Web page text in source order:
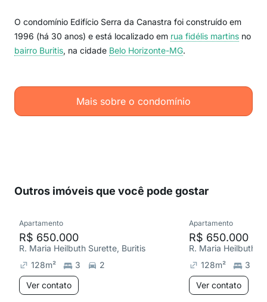
O condomínio Edifício Serra da Canastra foi construído em
1996 (há 30 anos) e está localizado em rua fidélis martins no
bairro Buritis, na cidade Belo Horizonte-MG.
Mais sobre o condomínio
Outros imóveis que você pode gostar
Apartamento
R$ 650.000
R. Maria Heilbuth Surette, Buritis
128m² 3
2
Ver contato
Apartamento
R$ 650.000
R. Maria Heilbuth
128m²
3
Ver contato